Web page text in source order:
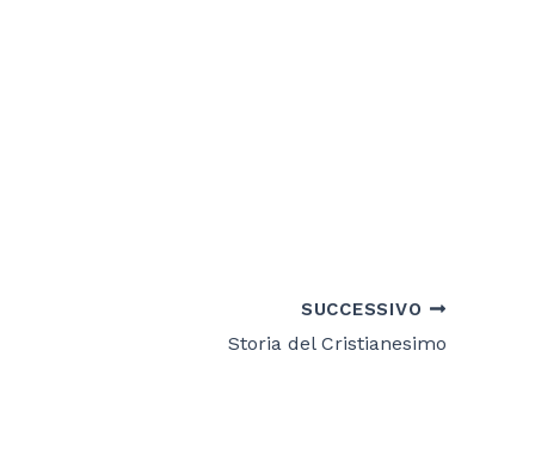
SUCCESSIVO
Storia del Cristianesimo